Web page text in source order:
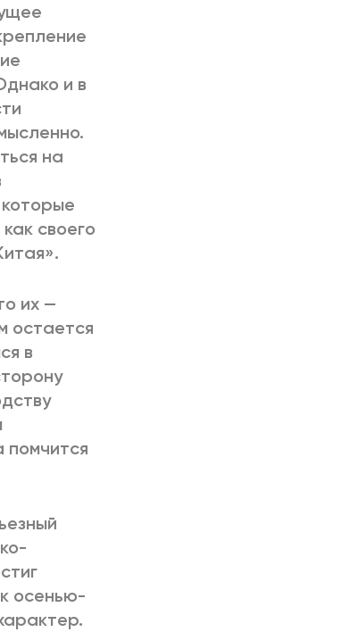
и в
на
своего
их —
остается
в
помчится
осенью-